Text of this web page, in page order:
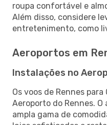
roupa confortável e
Além disso, considere
entretenimento, como
Aeroportos em
Instalações no
Os voos de Rennes
Aeroporto do Rennes.
ampla gama de